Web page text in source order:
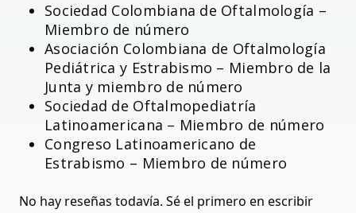
Sociedad Colombiana de Oftalmología –
Miembro de número
Asociación Colombiana de Oftalmología
Pediátrica y Estrabismo – Miembro de la
Junta y miembro de número
Sociedad de Oftalmopediatría
Latinoamericana – Miembro de número
Congreso Latinoamericano de
Estrabismo – Miembro de número
No hay reseñas todavía. Sé el primero en escribir